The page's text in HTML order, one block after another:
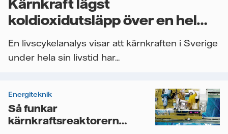
koldioxidutsläpp över en hel
livslängd
En livscykelanalys visar att kärnkraften i Sverige
under hela sin livstid har...
Energiteknik
Så funkar
kärnkraftsreaktorernas